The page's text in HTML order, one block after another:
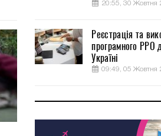
20:55, 30 Жовтня
Реєстрація та
програмного РРО
Україні
09:49, 05 Жовтня